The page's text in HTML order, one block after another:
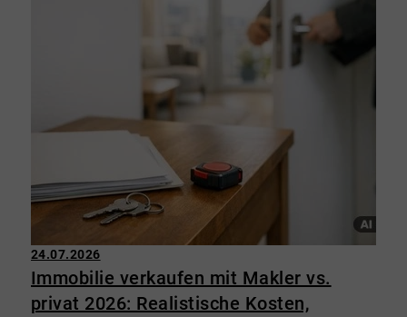
24.07.2026
Immobilie verkaufen mit Makler vs.
privat 2026: Realistische Kosten,